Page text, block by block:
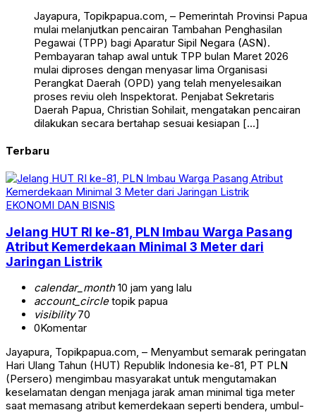
Jayapura, Topikpapua.com, – Pemerintah Provinsi Papua
mulai melanjutkan pencairan Tambahan Penghasilan
Pegawai (TPP) bagi Aparatur Sipil Negara (ASN).
Pembayaran tahap awal untuk TPP bulan Maret 2026
mulai diproses dengan menyasar lima Organisasi
Perangkat Daerah (OPD) yang telah menyelesaikan
proses reviu oleh Inspektorat. Penjabat Sekretaris
Daerah Papua, Christian Sohilait, mengatakan pencairan
dilakukan secara bertahap sesuai kesiapan […]
Terbaru
EKONOMI DAN BISNIS
Jelang HUT RI ke-81, PLN Imbau Warga Pasang
Atribut Kemerdekaan Minimal 3 Meter dari
Jaringan Listrik
calendar_month10 jam yang lalu
account_circletopik papua
visibility70
0Komentar
Jayapura, Topikpapua.com, – Menyambut semarak peringatan
Hari Ulang Tahun (HUT) Republik Indonesia ke-81, PT PLN
(Persero) mengimbau masyarakat untuk mengutamakan
keselamatan dengan menjaga jarak aman minimal tiga meter
saat memasang atribut kemerdekaan seperti bendera, umbul-